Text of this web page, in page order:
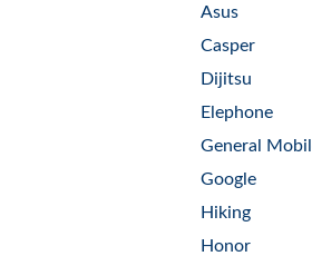
Asus
Casper
Dijitsu
Elephone
General
Google
Hiking
Honor